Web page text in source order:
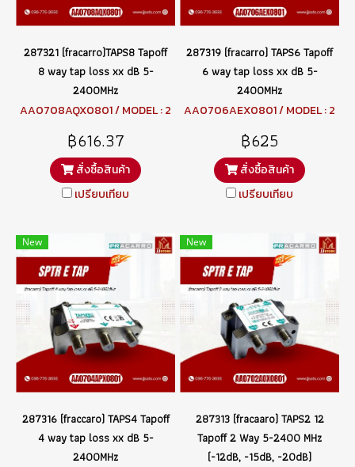
287321 (fracarro)TAPS8 Tapoff
8 way tap loss xx dB 5-
2400MHz
AA0708AQX0801 / MODEL : 2
฿616.37
สั่งซื้อสินค้า
เปรียบเทียบ
287319 (fracarro) TAPS6 Tapoff
6 way tap loss xx dB 5-
2400MHz
AA0706AEX0801 / MODEL : 2
฿625
สั่งซื้อสินค้า
เปรียบเทียบ
New
287316 (fraccaro) TAPS4 Tapoff
4 way tap loss xx dB 5-
2400MHz
New
287313 (fracaaro) TAPS2 12
Tapoff 2 Way 5-2400 MHz
(-12dB, -15dB, -20dB)